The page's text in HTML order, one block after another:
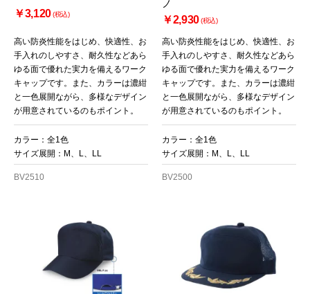
￥3,120(税込)
高い防炎性能をはじめ、快適性、お
手入れのしやすさ、耐久性などあら
ゆる面で優れた実力を備えるワーク
キャップです。また、カラーは濃紺
と一色展開ながら、多様なデザイン
が用意されているのもポイント。
カラー：全1色
サイズ展開：M、L、LL
BV2510
ノ
￥2,930(税込)
高い防炎性能をはじめ、快適性、お
手入れのしやすさ、耐久性などあら
ゆる面で優れた実力を備えるワーク
キャップです。また、カラーは濃紺
と一色展開ながら、多様なデザイン
が用意されているのもポイント。
カラー：全1色
サイズ展開：M、L、LL
BV2500